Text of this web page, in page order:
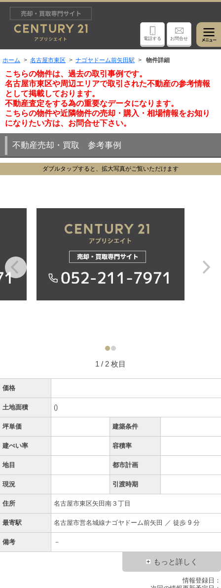
電話する お問合せ
ホーム 名古屋市東区 ナゴヤドーム前矢田駅 物件詳細
こちらの物件は、過去の取引事例です。
名古屋市東区や周辺エリアで取引された不動産の参考情報
として掲載しております。
不動産査定をする為の重要なデータになります。
こちらの物件や近隣物件の売却・購入・相場情報をお知り
になりたい方は、お問合せ下さい。
不動産売却・買取 参考事例
ダブルタップすると、拡大写真がご覧いただけます
1 / 2 枚目
価格
土地面積 ()
坪単価 建築条件
建ぺい率 容積率
地目 都市計画
現況 引渡時期
住所 名古屋市東区矢田南３丁目
最寄駅 名古屋市営名城線ナゴヤドーム前矢田 ／ 徒歩 9 分
備考 －
もっと詳しく
情報登録日：